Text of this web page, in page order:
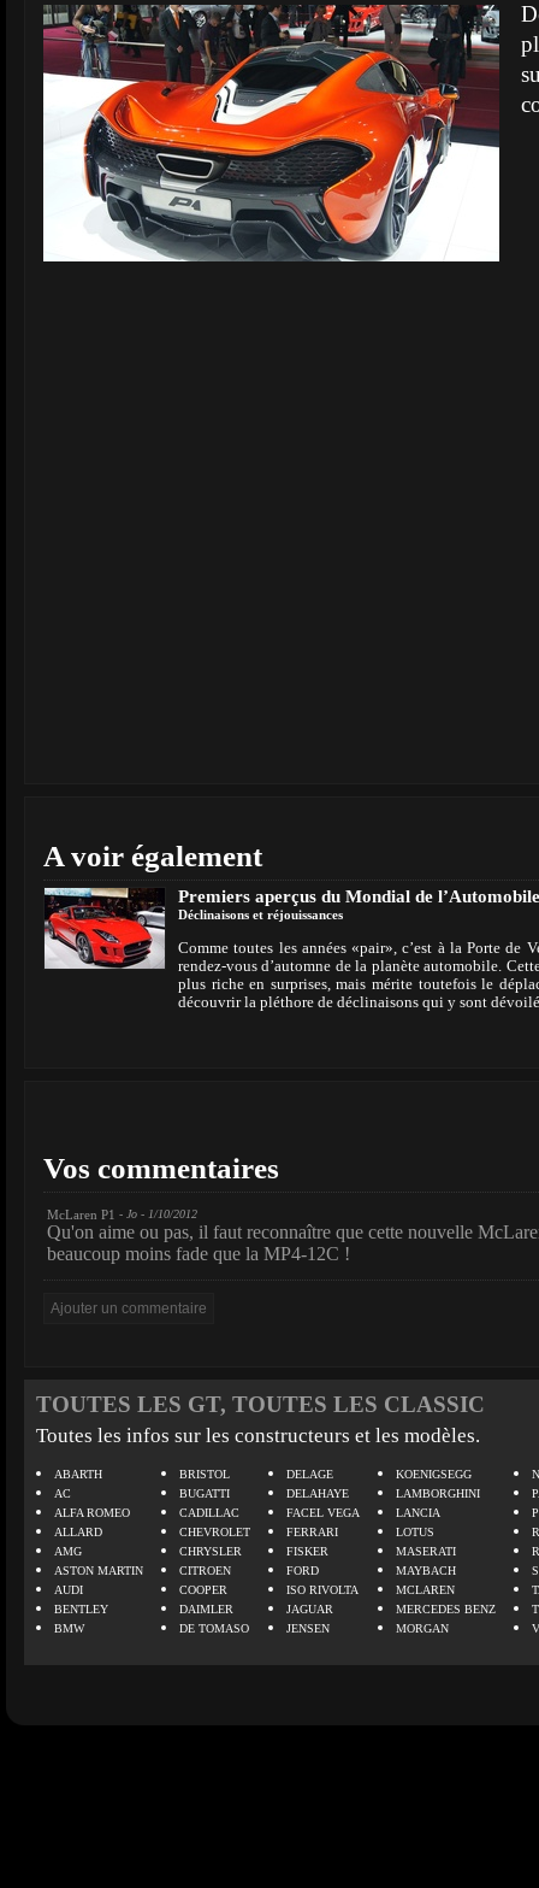
A voir également
Premiers aperçus du Mondial de l’Automobile
Déclinaisons et réjouissances
Comme toutes les années «pair», c’est à la Porte de
rendez-vous d’automne de la planète automobile.
plus riche en surprises, mais mérite toutefois le
découvrir la pléthore de déclinaisons qui y sont
Vos commentaires
McLaren P1 - Jo - 1/10/2012
Qu'on aime ou pas, il faut reconnaître que cette nouvelle
beaucoup moins fade que la MP4-12C !
TOUTES LES GT, TOUTES LES CLASSIC
Toutes les infos sur les constructeurs et les modèles.
ABARTH
AC
ALFA ROMEO
ALLARD
AMG
ASTON MARTIN
AUDI
BENTLEY
BMW
BRISTOL
BUGATTI
CADILLAC
CHEVROLET
CHRYSLER
CITROEN
COOPER
DAIMLER
DE TOMASO
DELAGE
DELAHAYE
FACEL VEGA
FERRARI
FISKER
FORD
ISO RIVOLTA
JAGUAR
JENSEN
KOENIGSEGG
LAMBORGHINI
LANCIA
LOTUS
MASERATI
MAYBACH
MCLAREN
MERCEDES BENZ
MORGAN